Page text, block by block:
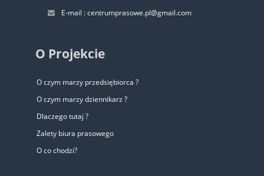
E-mail : centrumprasowe.pl@gmail.com
O Projekcie
O czym marzy przedsiębiorca ?
O czym marzy dziennikarz ?
Dlaczego tutaj ?
Zalety biura prasowego
O co chodzi?